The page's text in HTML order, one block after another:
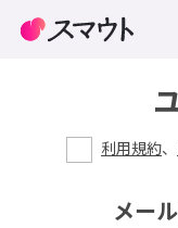
利用規約、
メー